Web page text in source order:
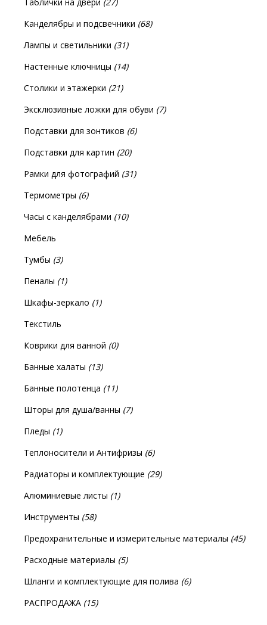
Канделябры и подсвечники (68)
Лампы и светильники (31)
Настенные ключницы (14)
Столики и этажерки (21)
Эксклюзивные ложки для обуви (7)
Подставки для зонтиков (6)
Подставки для картин (20)
Рамки для фотографий (31)
Термометры (6)
Часы с канделябрами (10)
Мебель
Тумбы (3)
Пеналы (1)
Шкафы-зеркало (1)
Текстиль
Коврики для ванной (0)
Банные халаты (13)
Банные полотенца (11)
Шторы для душа/ванны (7)
Пледы (1)
Теплоносители и Антифризы (6)
Радиаторы и комплектующие (29)
Алюминиевые листы (1)
Инструменты (58)
Предохранительные и измерительные материалы (45)
Расходные материалы (5)
Шланги и комплектующие для полива (6)
РАСПРОДАЖА (15)